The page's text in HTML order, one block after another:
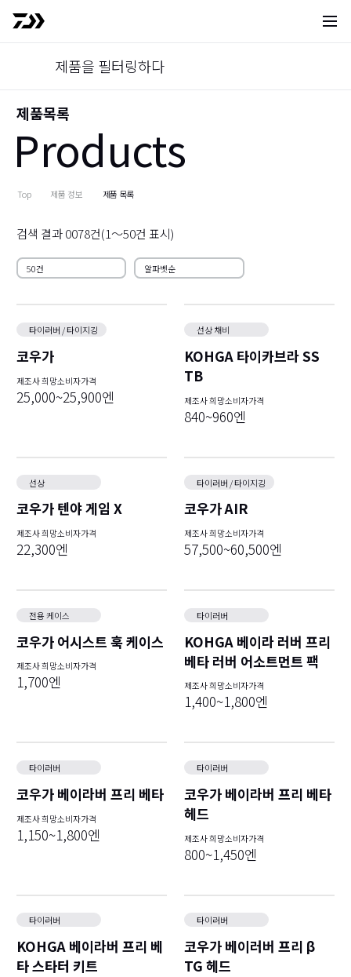
사이
제품목록
Products
Top 제품 정보 제품 목록
제품을 필터링하다
검색 결과0078건(1～50건 표시)
타이러버 / 타이지깅
코우가
제조사 희망소비자가격
25,000~25,900엔
선상 채비
KOHGA 타이카브라 SS
TB
제조사 희망소비자가격
840~960엔
선상
코우가 텐야 게임 X
제조사 희망소비자가격
22,300엔
타이러버 / 타이지깅
코우가 AIR
제조사 희망소비자가격
57,500~60,500엔
전용 케이스
코우가 어시스트 훅 케이스
제조사 희망소비자가격
1,700엔
타이러버
KOHGA 베이라 러버 프리
베타 러버 어소트먼트 팩
제조사 희망소비자가격
1,400~1,800엔
타이러버
코우가 베이라버 프리 베타
제조사 희망소비자가격
1,150~1,800엔
타이러버
코우가 베이라버 프리 베타
헤드
제조사 희망소비자가격
800~1,450엔
타이러버
KOHGA 베이라버 프리 베
타 스타터 키트
타이러버
코우가 베이러버 프리 β
TG 헤드